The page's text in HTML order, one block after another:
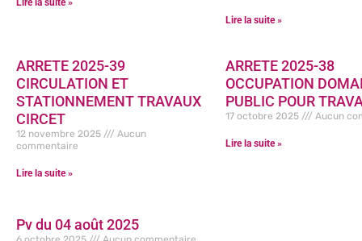
Lire la suite »
Lire la suite »
ARRETE 2025-39
CIRCULATION ET
STATIONNEMENT TRAVAUX
CIRCET
12 novembre 2025
Aucun
commentaire
Lire la suite »
ARRETE 2025-38
OCCUPATION
PUBLIC POUR
17 octobre 2025 Aucun
Lire la suite »
Pv du 04 août 2025